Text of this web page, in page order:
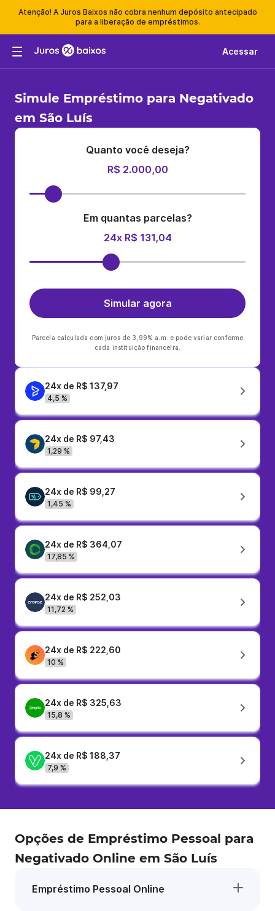
Atenção! A Juros Baixos não cobra nenhum depósito antecipado
para a liberação de empréstimos.
Acessar
Simule Empréstimo para Negativado
em São Luís
Quanto você deseja?
R$ 2.000,00
Em quantas parcelas?
24x R$ 131,04
Simular agora
Parcela calculada com juros de 3,99% a.m. e pode variar conforme
cada instituição financeira.
24x de R$ 137,97
4,5 %
24x de R$ 97,43
1,29 %
24x de R$ 99,27
1,45 %
24x de R$ 364,07
17,85 %
24x de R$ 252,03
11,72 %
24x de R$ 222,60
10 %
24x de R$ 325,63
15,8 %
24x de R$ 188,37
7,9 %
Opções de Empréstimo Pessoal para
Negativado Online em São Luís
Empréstimo Pessoal Online